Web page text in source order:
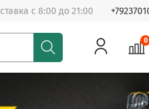
с 8:00 до 21:00
0